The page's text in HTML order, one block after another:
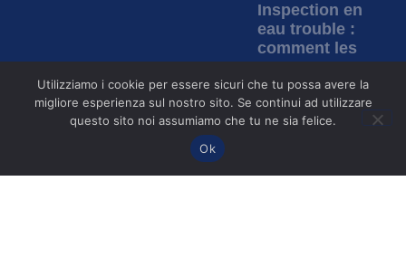
Inspection en
eau trouble :
comment les
ROV
permettent
d’inspecter
sans visibilité
Utilizziamo i cookie per essere sicuri che tu possa avere la
migliore esperienza sul nostro sito. Se continui ad utilizzare
questo sito noi assumiamo che tu ne sia felice.
Ok